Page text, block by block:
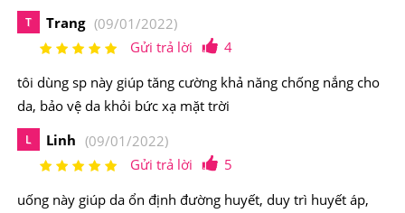
phẩm này được chiết xuất từ lựu đỏ thiên nhiên cùng
probiotics giúp tăng collagen cho làn da đàn hồi, căng
mịn, ngoài ra còn giúp hệ tiêu hóa khỏe mạnh, tăng
cường miễn dịch.
T Trang (09/01/2022)
Gửi trả lời
4
tôi dùng sp này giúp tăng cường khả năng chống nắng cho
da, bảo vệ da khỏi bức xạ mặt trời
L Linh (09/01/2022)
Gửi trả lời
5
uống này giúp da ổn định đường huyết, duy trì huyết áp,